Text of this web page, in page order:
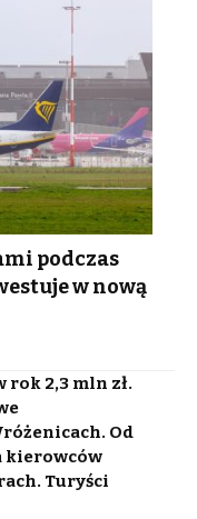
podczas
w nową
rok 2,3 mln zł.
Od
kierowców
Turyści